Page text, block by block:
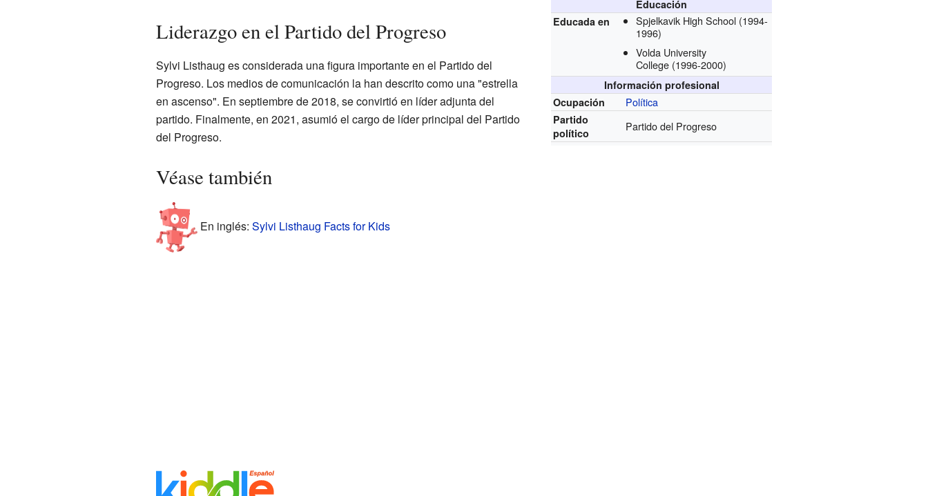
Educación
Educada en
Spjelkavik High School (1994-
1996)
Volda University
College (1996-2000)
Información profesional
Ocupación
Política
Partido
político
Partido del Progreso
Liderazgo en el Partido del Progreso
Sylvi Listhaug es considerada una figura importante en el Partido del
Progreso. Los medios de comunicación la han descrito como una "estrella
en ascenso". En septiembre de 2018, se convirtió en líder adjunta del
partido. Finalmente, en 2021, asumió el cargo de líder principal del Partido
del Progreso.
Véase también
En inglés: Sylvi Listhaug Facts for Kids